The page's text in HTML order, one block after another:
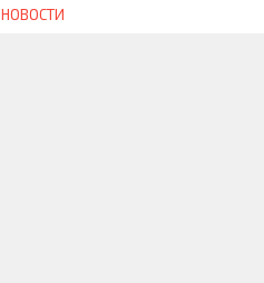
НОВОСТИ